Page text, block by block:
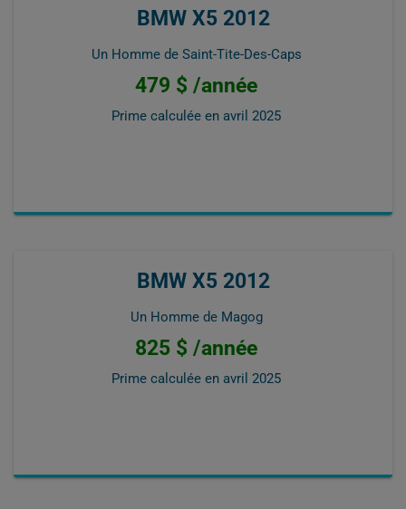
BMW X5 2012
Un Homme de Saint-Tite-Des-Caps
479 $ /année
Prime calculée en avril 2025
BMW X5 2012
Un Homme de Magog
825 $ /année
Prime calculée en avril 2025